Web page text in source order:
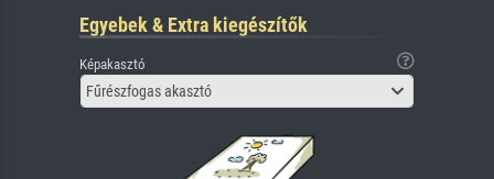
Egyebek & Extra kiegészítők
Képakasztó
Fűrészfogas akasztó